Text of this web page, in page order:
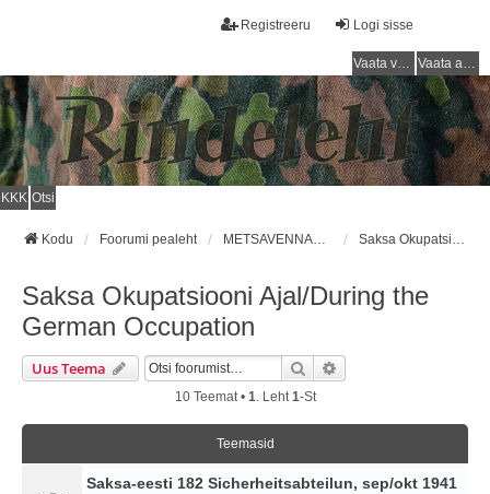
Logi sisse
Registreeru
Vaata vastamata teemasi Vaata aktiivseid teemasid
KKK Otsi
Kodu Foorumi pealeht METSAVENNAD / FOREST BROTHERS Saksa Okupatsiooni Ajal/During the German Occupation
Saksa Okupatsiooni Ajal/During the
German Occupation
Uus Teema Otsi
10 Teemat • 1. Leht1-st
Teemasid
Saksa-eesti 182 Sicherheitsabteilun, sep/okt 1941